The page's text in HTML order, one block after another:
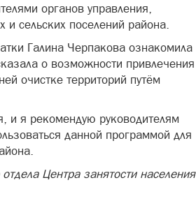
органов управления,
и сельских поселений района.
Галина Черпакова ознакомила
о возможности привлечения
очистке территорий путём
и я рекомендую руководителям
данной программой для
Центра занятости населения